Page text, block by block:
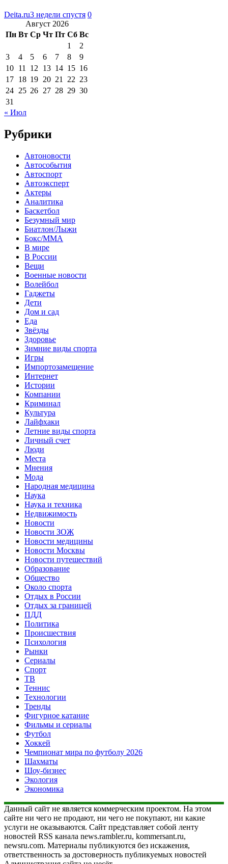
Deita.ru3 недели спустя 0
Август 2026
Пн Вт Ср Чт Пт Сб Вс
1
2
3
4 5 6 7 8
9
10 11 12 13 14 15 16
17 18 19 20 21 22 23
24 25 26 27 28 29 30
31
« Июл
Рубрики
Автоновости
Автособытия
Автоспорт
Автоэксперт
Актеры
Аналитика
Баскетбол
Безумный мир
Биатлон/Лыжи
Бокс/MMA
В мире
В России
Вещи
Военные новости
Волейбол
Гаджеты
Дети
Дом и сад
Еда
Звёзды
Здоровье
Зимние виды спорта
Игры
Импортозамещение
Интернет
Истории
Компании
Криминал
Культура
Лайфхаки
Летние виды спорта
Личный счет
Люди
Места
Мнения
Мода
Народная медицина
Наука
Наука и техника
Недвижимость
Новости
Новости ЗОЖ
Новости медицины
Новости Москвы
Новости путешествий
Образование
Общество
Около спорта
Отдых в России
Отдых за границей
ПДД
Политика
Происшествия
Психология
Рынки
Сериалы
Спорт
ТВ
Теннис
Технологии
Тренды
Фигурное катание
Фильмы и сериалы
Футбол
Хоккей
Чемпионат мира по футболу 2026
Шахматы
Шоу-бизнес
Экология
Экономика
Данный сайт не является коммерческим проектом. На этом
сайте ни чего не продают, ни чего не покупают, ни какие
услуги не оказываются. Сайт представляет собой ленту
новостей RSS канала news.rambler.ru, kommersant.ru,
newsru.com. Материалы публикуются без искажения,
ответственность за достоверность публикуемых новостей